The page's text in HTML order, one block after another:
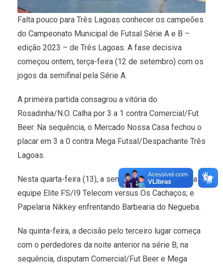
Falta pouco para Três Lagoas conhecer os campeões
do Campeonato Municipal de Futsal Série A e B –
edição 2023 – de Três Lagoas. A fase decisiva
começou ontem, terça-feira (12 de setembro) com os
jogos da semifinal pela Série A.
A primeira partida consagrou a vitória do
Rosadinha/N.O. Calha por 3 a 1 contra Comercial/Fut
Beer. Na sequência, o Mercado Nossa Casa fechou o
placar em 3 a 0 contra Mega Futsal/Despachante Três
Lagoas.
Nesta quarta-feira (13), a semifinal da Série B tem a
equipe Elite FS/I9 Telecom versus Os Cachaços; e
Papelaria Nikkey enfrentando Barbearia do Negueba.
Na quinta-feira, a decisão pelo terceiro lugar começa
com o perdedores da noite anterior na série B, na
sequência, disputam Comercial/Fut Beer e Mega